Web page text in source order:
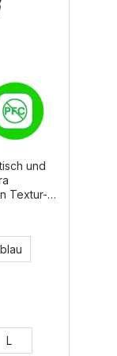
und
Textur-
der
Das
2-
L